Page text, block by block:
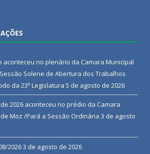
aconteceu no plenário da Camara Municipal
Solene de Abertura dos Trabalhos
da 23ª Legislatura 5 de agosto de 2026
2026 aconteceu no prédio da Camara
Moz /Pará a Sessão Ordinária 3 de agosto
20263 de agosto de 2026